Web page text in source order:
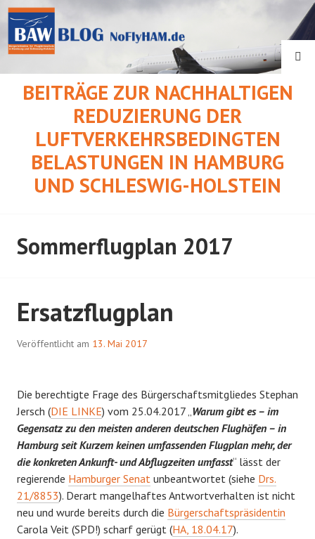
Springe
zum
Inhalt
BEITRÄGE ZUR NACHHALTIGEN
REDUZIERUNG DER
LUFTVERKEHRSBEDINGTEN
BELASTUNGEN IN HAMBURG
UND SCHLESWIG-HOLSTEIN
Sommerflugplan 2017
Ersatzflugplan
Veröffentlicht am 13. Mai 2017
Die berechtigte Frage des Bürgerschaftsmitgliedes Stephan
Jersch (DIE LINKE) vom 25.04.2017 „ Warum gibt es – im
Gegensatz zu den meisten anderen deutschen Flughäfen – in
Hamburg seit Kurzem keinen umfassenden Flugplan mehr, der
die konkreten Ankunft- und Abflugzeiten umfasst“ lässt der
regierende Hamburger Senat unbeantwortet (siehe Drs.
21/8853). Derart mangelhaftes Antwortverhalten ist nicht
neu und wurde bereits durch die Bürgerschaftspräsidentin
Carola Veit (SPD!) scharf gerügt (HA, 18.04.17).